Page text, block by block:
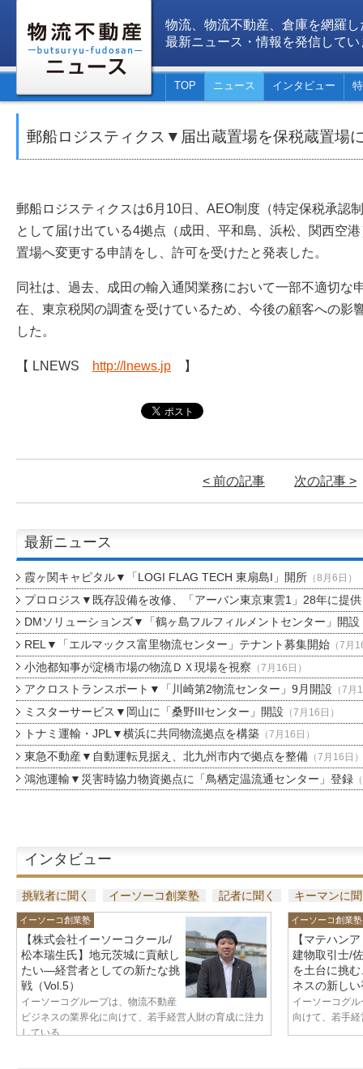
物流、物流不動産、倉庫を網羅し
最新ニュース・情報を発信してい
TOP ニュース インタビュー
郵船ロジスティクス▼届出蔵置場を保税蔵置場
郵船ロジスティクスは6月10日、AEO制度（特定保税承認
として届け出ている4拠点（成田、平和島、浜松、関西空
置場へ変更する申請をし、許可を受けたと発表した。
同社は、過去、成田の輸入通関業務において一部不適切な
在、東京税関の調査を受けているため、今後の顧客への影
した。
【 LNEWS http://lnews.jp 】
< 前の記事 次の記事 >
最新ニュース
霞ヶ関キャピタル▼「LOGI FLAG TECH 東扇島I」開所（8月6日）
プロロジス▼既存設備を改修、「アーバン東京東雲1」28年に提供
DMソリューションズ▼「鶴ヶ島フルフィルメントセンター」開設
REL▼「エルマックス富里物流センター」テナント募集開始（7月
小池都知事が淀橋市場の物流ＤＸ現場を視察 （7月16日）
アクロストランスポート▼「川崎第2物流センター」9月開設 （7月
ミスターサービス▼岡山に「桑野IIIセンター」開設 （7月16日）
トナミ運輸・JPL▼横浜に共同物流拠点を構築（7月16日）
東急不動産▼自動運転見据え、北九州市内で拠点を整備（7月16日）
鴻池運輸▼災害時協力物資拠点に「鳥栖定温流通センター」登録
インタビュー
挑戦者に聞く イーソーコ創業塾 記者に聞く キーマンに
イーソーコ創業塾
【株式会社イーソーコクール/
松本瑞生氏】地元茨城に貢献し
たい—経営者としての新たな挑
戦（Vol.5）
イーソーコグループは、物流不動産
ビジネスの業界化に向けて、若手経営人財の育成に注力
している...
イーソーコ創業塾
【マテハン
建物取引士/
を土台に挑
ネスの新し
イーソーコグ
向けて、若手